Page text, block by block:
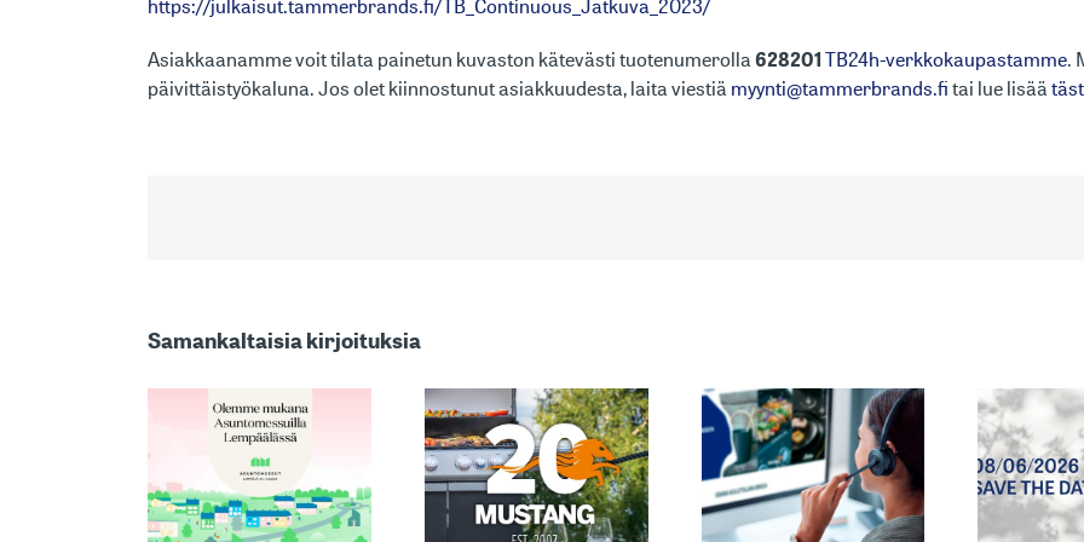
https://julkaisut.tammerbrands.fi/TB_Continuous_Jatkuva_2023/
Asiakkaanamme voit tilata painetun kuvaston kätevästi tuotenumerolla628201TB24h-verkkokaupastamme.
päivittäistyökaluna. Jos olet kiinnostunut asiakkuudesta, laita viestiämyynti@tammerbrands.fitai lue lisää
Samankaltaisia kirjoituksia
YKSI
TUNNETUIMMISTA:
MUSTANG –
TULEVA
ASIAKASPALVELUN
SÄHKÖPOSTIOSOITE
ON
KEVÄT/KESÄ
2027
MYYNTINÄYTTELYMME